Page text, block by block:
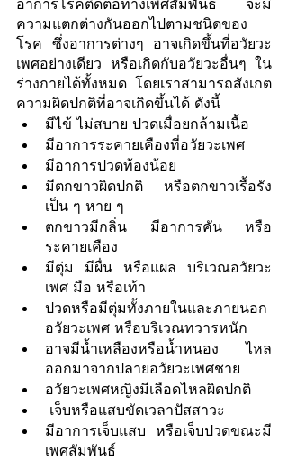
ความแตกต่างกันออกไปตามชนิดของ
โรค ซึ่งอาการต่างๆ อาจเกิดขึ้นที่อวัยวะ
เพศอย่างเดียว หรือเกิดกับอวัยวะอื่นๆ ใน
ร่างกายได้ทั้งหมด โดยเราสามารถสังเกต
ความผิดปกติที่อาจเกิดขึ้นได้ ดังนี้
มีไข้ ไม่สบาย ปวดเมื่อยกล้ามเนื้อ
มีอาการระคายเคืองที่อวัยวะเพศ
มีอาการปวดท้องน้อย
มีตกขาวผิดปกติ หรือตกขาวเรื้อรัง
เป็น ๆ หาย ๆ
ตกขาวมีกลิ่น มีอาการคัน หรือ
ระคายเคือง
มีตุ่ม มีผื่น หรือแผล บริเวณอวัยวะ
เพศ มือ หรือเท้า
ปวดหรือมีตุ่มทั้งภายในและภายนอก
อวัยวะเพศ หรือบริเวณทวารหนัก
อาจมีน้ำเหลืองหรือน้ำหนอง ไหล
ออกมาจากปลายอวัยวะเพศชาย
อวัยวะเพศหญิงมีเลือดไหลผิดปกติ
เจ็บหรือแสบขัดเวลาปัสสาวะ
มีอาการเจ็บแสบ หรือเจ็บปวดขณะมี
เพศสัมพันธ์